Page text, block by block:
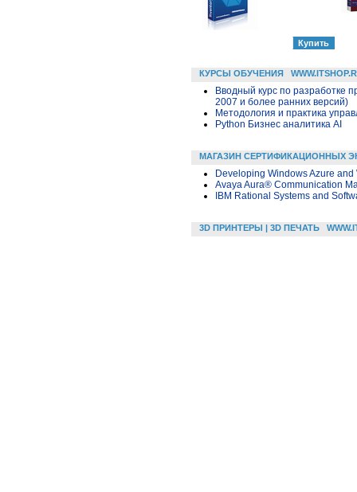
КУРСЫ ОБУЧЕНИЯ
Вводный курс по разработке
2007 и более ранних версий)
Методология и практика
Python Бизнес аналитика AI
МАГАЗИН СЕРТИФИКАЦИОННЫХ
Developing Windows Azure and
Avaya Aura® Communication
IBM Rational Systems and
3D ПРИНТЕРЫ | 3D ПЕЧАТЬ